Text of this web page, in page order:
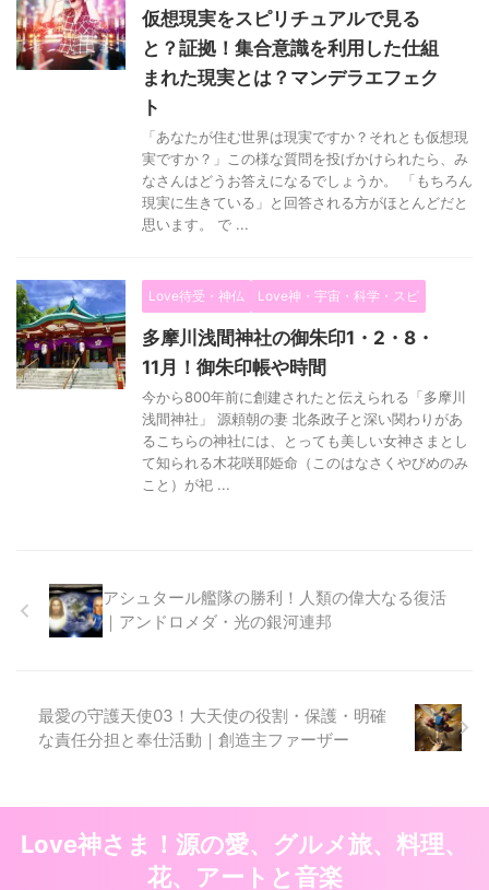
仮想現実をスピリチュアルで見る
と？証拠！集合意識を利用した仕組
まれた現実とは？マンデラエフェク
ト
「あなたが住む世界は現実ですか？それとも仮想現
実ですか？」この様な質問を投げかけられたら、み
なさんはどうお答えになるでしょうか。 「もちろん
現実に生きている」と回答される方がほとんどだと
思います。 で ...
Love待受・神仏 Love神・宇宙・科学・スピ
多摩川浅間神社の御朱印1・2・8・
11月！御朱印帳や時間
今から800年前に創建されたと伝えられる「多摩川
浅間神社」 源頼朝の妻 北条政子と深い関わりがあ
るこちらの神社には、とっても美しい女神さまとし
て知られる木花咲耶姫命（このはなさくやびめのみ
こと）が祀 ...
アシュタール艦隊の勝利！人類の偉大なる復活
｜アンドロメダ・光の銀河連邦
最愛の守護天使03！大天使の役割・保護・明確
な責任分担と奉仕活動｜創造主ファーザー
Love神さま！源の愛、グルメ旅、料理、
花、アートと音楽